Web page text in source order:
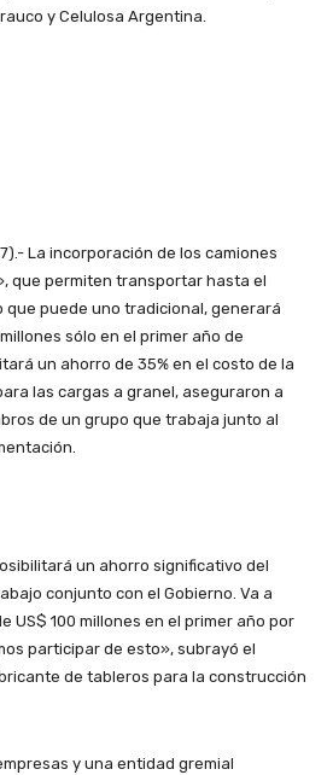
y Celulosa Argentina.
La incorporación de los camiones
que permiten transportar hasta el
que puede uno tradicional, generará
sólo en el primer año de
un ahorro de 35% en el costo de la
las cargas a granel, aseguraron a
de un grupo que trabaja junto al
un ahorro significativo del
conjunto con el Gobierno. Va a
US$ 100 millones en el primer año por
participar de esto», subrayó el
de tableros para la construcción
y una entidad gremial